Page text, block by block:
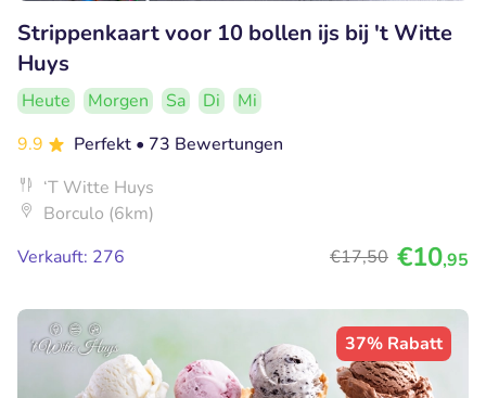
Strippenkaart voor 10 bollen ijs bij 't Witte
Huys
Heute Morgen Sa Di
Mi
9.9
Perfekt • 73 Bewertungen
‘T Witte Huys
Borculo (6km)
Verkauft: 276
€17,50 €10,95
37% Rabatt